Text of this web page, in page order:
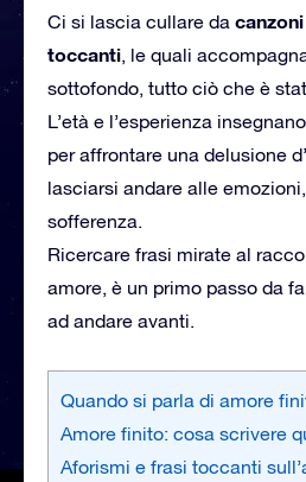
Ci si lascia cullare da
toccanti, le quali
sottofondo, tutto ciò che è
L’età e l’esperienza
per affrontare una delusione
lasciarsi andare alle
sofferenza.
Ricercare frasi mirate al
amore, è un primo passo da
ad andare avanti.
Quando si parla di amore
Amore finito: cosa scrivere
Aforismi e frasi toccanti